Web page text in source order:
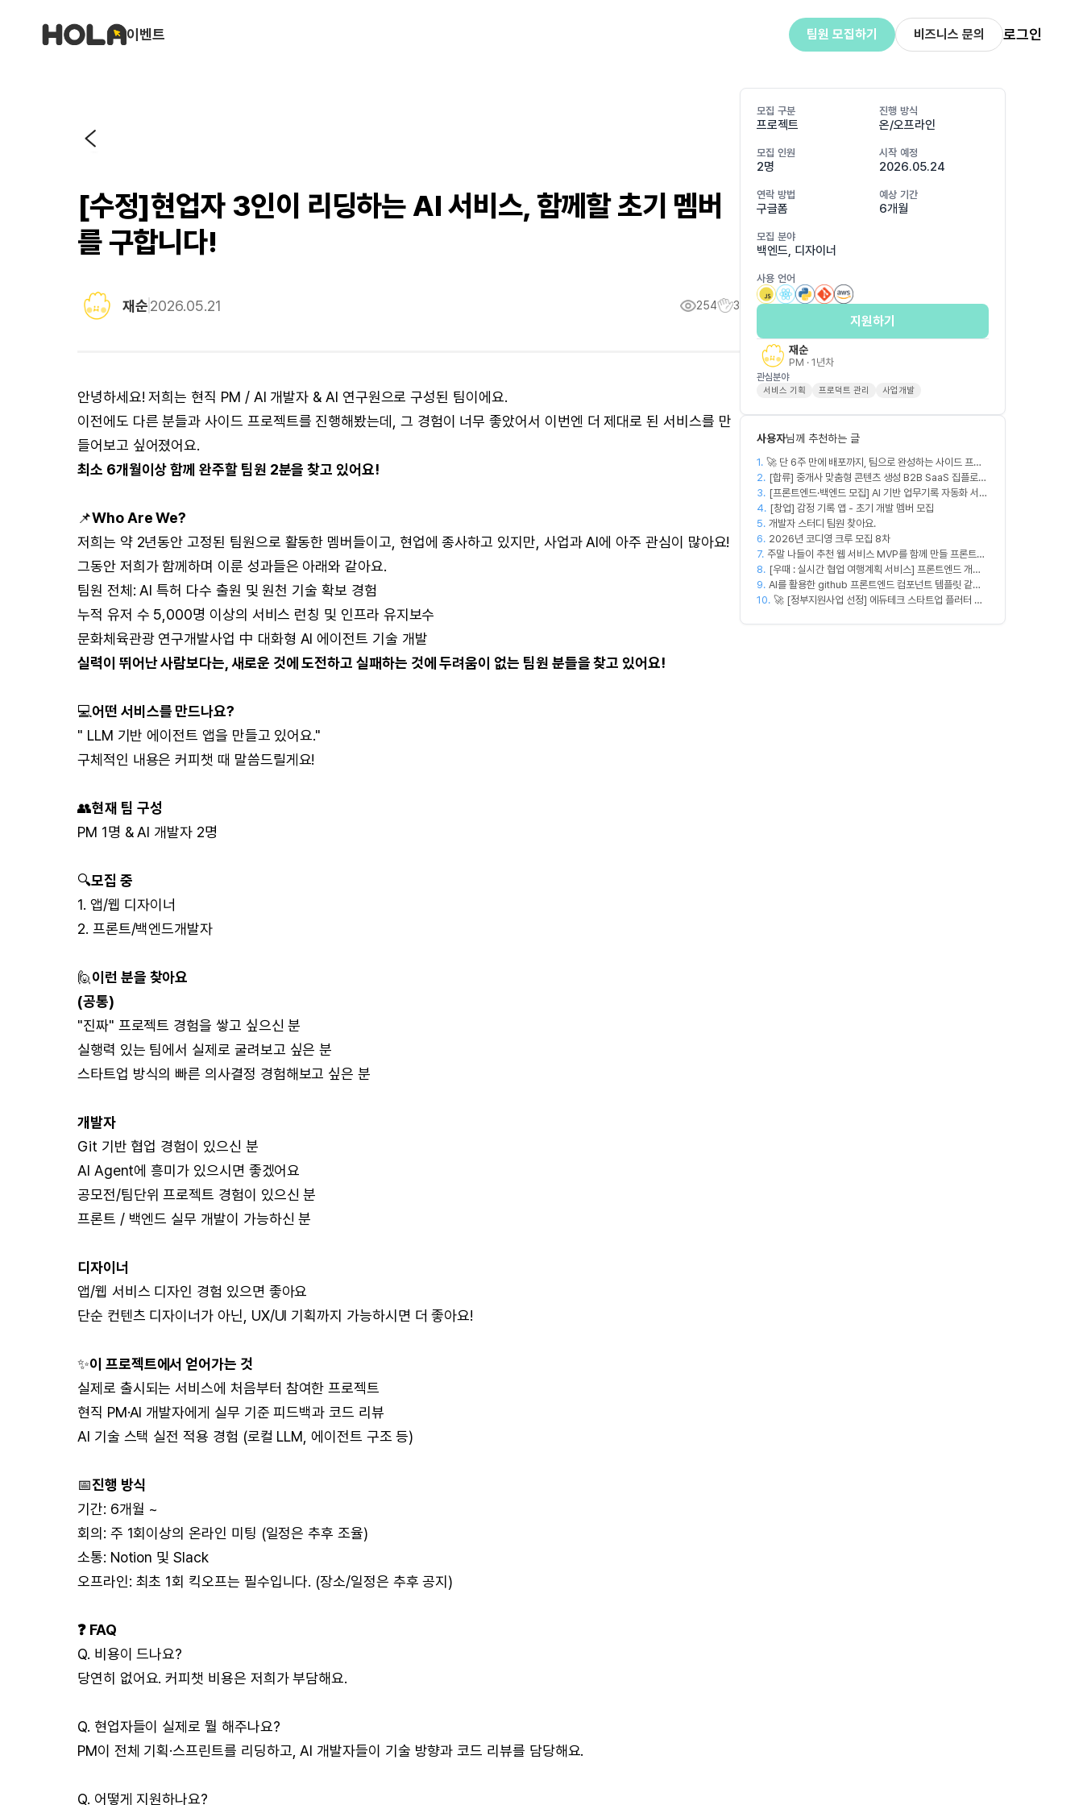
이벤트 팀원 모집하기 비즈니스 문의 로그인
[수정]현업자 3인이 리딩하는 AI 서비스, 함께할 초기 멤버
를 구합니다!
재순2026.05.21 254 3
안녕하세요! 저희는 현직 PM / AI 개발자 & AI 연구원으로 구성된 팀이에요.
이전에도 다른 분들과 사이드 프로젝트를 진행해봤는데, 그 경험이 너무 좋았어서 이번엔 더 제대로 된 서비스를 만
들어보고 싶어졌어요.
최소 6개월이상 함께 완주할 팀원 2분을 찾고 있어요!
📌Who Are We?
저희는 약 2년동안 고정된 팀원으로 활동한 멤버들이고, 현업에 종사하고 있지만, 사업과 AI에 아주 관심이 많아요!
그동안 저희가 함께하며 이룬 성과들은 아래와 같아요.
팀원 전체: AI 특허 다수 출원 및 원천 기술 확보 경험
누적 유저 수 5,000명 이상의 서비스 런칭 및 인프라 유지보수
문화체육관광 연구개발사업 中 대화형 AI 에이전트 기술 개발
실력이 뛰어난 사람보다는, 새로운 것에 도전하고 실패하는 것에 두려움이 없는 팀원 분들을 찾고 있어요!
💻어떤 서비스를 만드나요?
" LLM 기반 에이전트 앱을 만들고 있어요."
구체적인 내용은 커피챗 때 말씀드릴게요!
👥현재 팀 구성
PM 1명 & AI 개발자 2명
🔍모집 중
1. 앱/웹 디자이너
2. 프론트/백엔드개발자
🙋이런 분을 찾아요
(공통)
"진짜" 프로젝트 경험을 쌓고 싶으신 분
실행력 있는 팀에서 실제로 굴려보고 싶은 분
스타트업 방식의 빠른 의사결정 경험해보고 싶은 분
개발자
Git 기반 협업 경험이 있으신 분
AI Agent에 흥미가 있으시면 좋겠어요
공모전/팀단위 프로젝트 경험이 있으신 분
프론트 / 백엔드 실무 개발이 가능하신 분
디자이너
앱/웹 서비스 디자인 경험 있으면 좋아요
단순 컨텐츠 디자이너가 아닌, UX/UI 기획까지 가능하시면 더 좋아요!
✨이 프로젝트에서 얻어가는 것
실제로 출시되는 서비스에 처음부터 참여한 프로젝트
현직 PM·AI 개발자에게 실무 기준 피드백과 코드 리뷰
AI 기술 스택 실전 적용 경험 (로컬 LLM, 에이전트 구조 등)
📅진행 방식
기간: 6개월 ~
회의: 주 1회이상의 온라인 미팅 (일정은 추후 조율)
소통: Notion 및 Slack
오프라인: 최초 1회 킥오프는 필수입니다. (장소/일정은 추후 공지)
❓ FAQ
Q. 비용이 드나요?
당연히 없어요. 커피챗 비용은 저희가 부담해요.
Q. 현업자들이 실제로 뭘 해주나요?
PM이 전체 기획·스프린트를 리딩하고, AI 개발자들이 기술 방향과 코드 리뷰를 담당해요.
Q. 어떻게 지원하나요?
모집 구분
프로젝트
진행 방식
온/오프라인
모집 인원
2명
시작 예정
2026.05.24
연락 방법
구글폼
예상 기간
6개월
모집 분야
백엔드, 디자이너
사용 언어
지원하기
재순
PM · 1년차
관심분야
서비스 기획 프로덕트 관리 사업개발
사용자님께 추천하는 글
1. 🚀 단 6주 만에 배포까지, 팀으로 완성하는 사이드 프로
젝트 [스위프 웹 15기] 🚀
2. [합류] 중개사 맞춤형 콘텐츠 생성 B2B SaaS 집플로우
과 함께 하실 멤버를 모집합니다!
3. [프론트엔드·백엔드 모집] AI 기반 업무기록 자동화 서비
스 MVP 개발
4. [창업] 감정 기록 앱 - 초기 개발 멤버 모집
5. 개발자 스터디 팀원 찾아요.
6. 2026년 코디영 크루 모집 8차
7. 주말 나들이 추천 웹 서비스 MVP를 함께 만들 프론트엔
드/디자이너 모집합니다
8. [우때 : 실시간 협업 여행계획 서비스] 프론트엔드 개발
자 팀원을 모집합니다
9. AI를 활용한 github 프론트엔드 컴포넌트 템플릿 같이
만드실분
10. 🚀 [정부지원사업 선정] 에듀테크 스타트업 플러터 개